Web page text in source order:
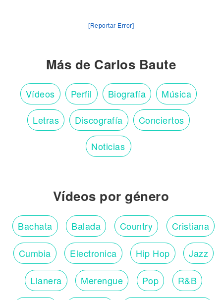
[Reportar Error]
Más de Carlos Baute
Vídeos Perfil Biografía Música
Letras Discografía Conciertos
Noticias
Vídeos por género
Bachata Balada Country Cristiana
Cumbia Electronica Hip Hop Jazz
Llanera Merengue Pop R&B